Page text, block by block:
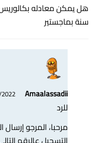
سنة بماجستير
Amaalassadii
21/11/
للرد
مرحبا، المرجو